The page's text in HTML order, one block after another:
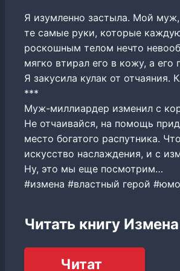
Я изумленно застыла. Мой
те самые руки, которые
роскошным телом нечто
мягко втирал его в кожу, а
Я закусила кулак от отчаяния.
***
Муж-миллиардер изменил с
Не отчаивайся, на помощь
место богатого распутника.
искусство наслаждения, и с
Ну, это мы еще посмотрим…
#измена #властный герой
Читать книгу
Читат